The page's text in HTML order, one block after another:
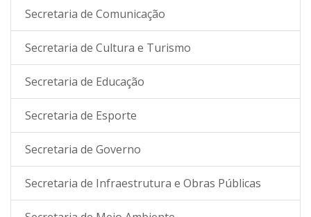
Secretaria de Comunicação
Secretaria de Cultura e Turismo
Secretaria de Educação
Secretaria de Esporte
Secretaria de Governo
Secretaria de Infraestrutura e Obras Públicas